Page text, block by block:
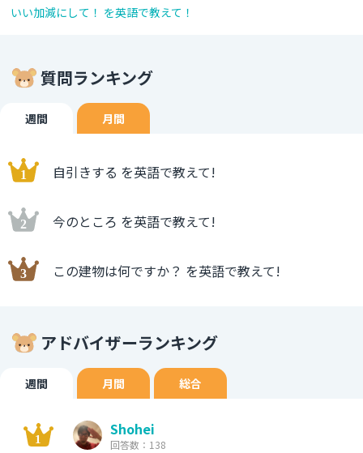
いい加減にして！ を英語で教えて！
質問ランキング
週間 月間
自引きする を英語で教えて!
今のところ を英語で教えて!
この建物は何ですか？ を英語で教えて!
アドバイザーランキング
週間 月間 総合
Shohei
回答数：138